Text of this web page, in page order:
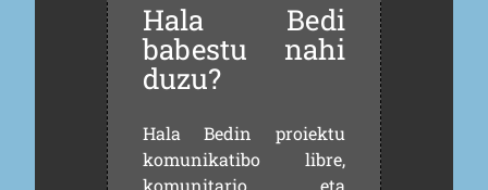
Hala Bedi
babestu nahi
duzu?
Hala Bedin proiektu
komunikatibo libre,
komunitario eta